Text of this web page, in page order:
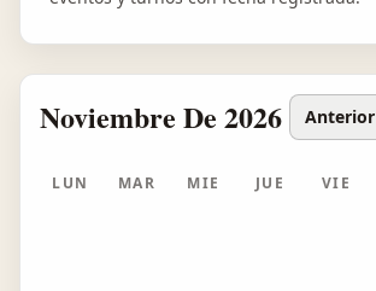
Noviembre De 2026 Anterior
LUN MAR MIE JUE VIE